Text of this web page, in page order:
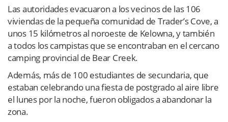
Las autoridades evacuaron a los vecinos de las 106
viviendas de la pequeña comunidad de Trader’s Cove, a
unos 15 kilómetros al noroeste de Kelowna, y también
a todos los campistas que se encontraban en el cercano
camping provincial de Bear Creek.
Además, más de 100 estudiantes de secundaria, que
estaban celebrando una fiesta de postgrado al aire libre
el lunes por la noche, fueron obligados a abandonar la
zona.